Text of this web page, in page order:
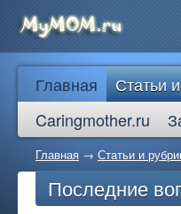
Главная Статьи
Caringmother.ru
Главная → Статьи и
Последние